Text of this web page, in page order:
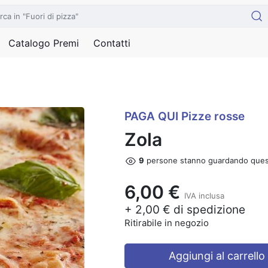
Catalogo Premi Contatti
PAGA QUI Pizze rosse
Zola
9 persone stanno guardando
6,00 € IVA inclusa
+ 2,00 € di spedizione
Ritirabile in negozio
Aggiungi al carrello